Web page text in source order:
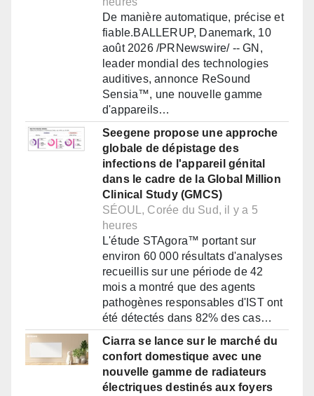
De manière automatique, précise et
fiable.BALLERUP, Danemark, 10
août 2026 /PRNewswire/ -- GN,
leader mondial des technologies
auditives, annonce ReSound
Sensia™, une nouvelle gamme
d'appareils…
Seegene propose une approche
globale de dépistage des
infections de l'appareil génital
dans le cadre de la Global Million
Clinical Study (GMCS)
SÉOUL, Corée du Sud, il y a 5
heures
L'étude STAgora™ portant sur
environ 60 000 résultats d'analyses
recueillis sur une période de 42
mois a montré que des agents
pathogènes responsables d'IST ont
été détectés dans 82% des cas…
Ciarra se lance sur le marché du
confort domestique avec une
nouvelle gamme de radiateurs
électriques destinés aux foyers